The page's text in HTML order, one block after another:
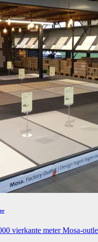
vierkante meter Mosa-